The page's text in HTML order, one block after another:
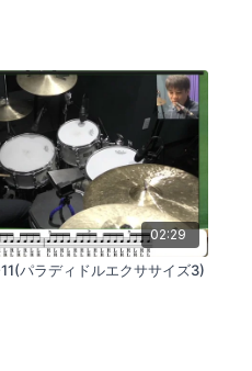
02:29
パラディドルエクササイズ3)